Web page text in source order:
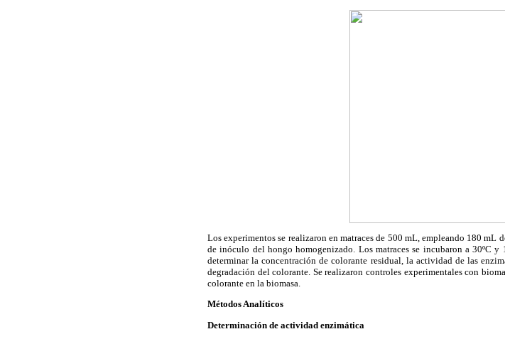
Los experimentos se realizaron en matraces de 500 mL, empleando 180
de inóculo del hongo homogenizado. Los matraces se incubaron a 30ºC
determinar la concentración de colorante residual, la actividad de las
degradación del colorante. Se realizaron controles experimentales con
colorante en la biomasa.
Métodos Analíticos
Determinación de actividad enzimática